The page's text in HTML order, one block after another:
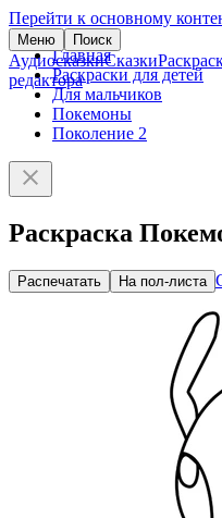
Перейти к основному
Меню Поиск
АудиосказкиСказки
редактора
Главная
Раскраски для детей
Для мальчиков
Покемоны
Поколение 2
Раскраска
Распечатать На пол-листа